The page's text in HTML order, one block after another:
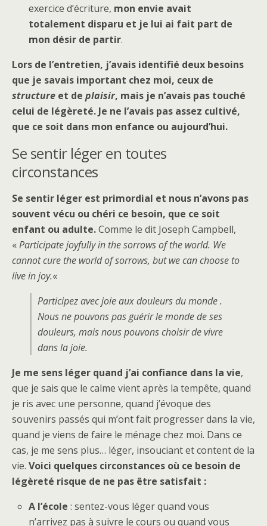
exercice d’écriture, mon envie avait
totalement disparu et je lui ai fait part de
mon désir de partir.
Lors de l’entretien, j’avais identifié deux besoins
que je savais important chez moi, ceux de
structure et de plaisir, mais je n’avais pas touché
celui de légèreté. Je ne l’avais pas assez cultivé,
que ce soit dans mon enfance ou aujourd’hui.
Se sentir léger en toutes
circonstances
Se sentir léger est primordial et nous n’avons pas
souvent vécu ou chéri ce besoin, que ce soit
enfant ou adulte.Comme le dit Joseph Campbell,
«Participate joyfully in the sorrows of the world. We
cannot cure the world of sorrows, but we can choose to
live in joy.«
Participez avec joie aux douleurs du monde .
Nous ne pouvons pas guérir le monde de ses
douleurs, mais nous pouvons choisir de vivre
dans la joie.
Je me sens léger quand j’ai confiance dans la vie,
que je sais que le calme vient après la tempête, quand
je ris avec une personne, quand j’évoque des
souvenirs passés qui m’ont fait progresser dans la vie,
quand je viens de faire le ménage chez moi. Dans ce
cas, je me sens plus… léger, insouciant et content de la
vie. Voici quelques circonstances où ce besoin de
légèreté risque de ne pas être satisfait :
A l’école : sentez-vous léger quand vous
n’arrivez pas à suivre le cours ou quand vous